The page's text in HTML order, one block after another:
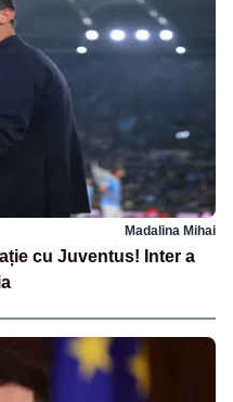
Madalina Mihai
cu Juventus! Inter a